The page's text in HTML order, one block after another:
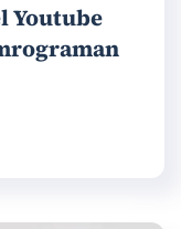
Youtube